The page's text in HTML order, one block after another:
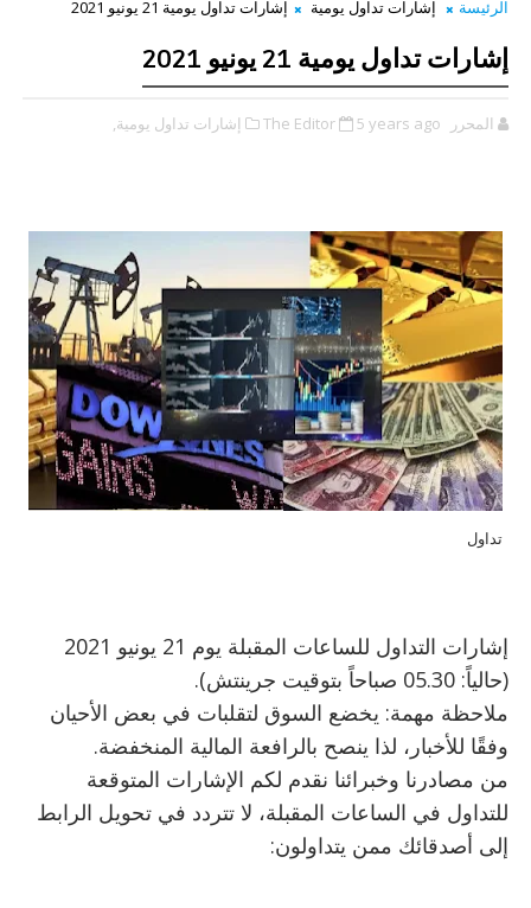
الرئيسة إشارات تداول يومية إشارات تداول يومية 21 يونيو 2021
إشارات تداول يومية 21 يونيو 2021
المحرر The Editor 5 years ago إشارات تداول يومية,
تداول
إشارات التداول للساعات المقبلة يوم 21 يونيو 2021
(حالياً: 05.30 صباحاً بتوقيت جرينتش).
ملاحظة مهمة: يخضع السوق لتقلبات في بعض الأحيان
وفقًا للأخبار، لذا ينصح بالرافعة المالية المنخفضة.
من مصادرنا وخبرائنا نقدم لكم الإشارات المتوقعة
للتداول في الساعات المقبلة، لا تتردد في تحويل الرابط
إلى أصدقائك ممن يتداولون: